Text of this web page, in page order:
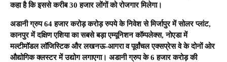
कहा है कि इससे करीब 30 हजार लोंगों को रोजगार मिलेगा।
अडानी ग्रुप 64 हजार करोड़ करोड़ रुपये के निवेश से मिर्जापुर में सोलर प्लांट,
कानपुर में दक्षिण एशिया का सबसे बड़ा एम्यूनिशन कॉम्पलेक्स, नोएडा में
मल्टीमॉडल लॉजिस्टिक और लखनऊ-आगरा व पूर्वांचल एक्सप्रेस वे के दोनों ओर
औद्योगिक क्लस्टर में उद्योग लगाएगा। अडानी ग्रुप के 6 हजार करोड़ की